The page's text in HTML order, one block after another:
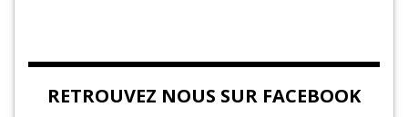
RETROUVEZ NOUS SUR FACEBOOK